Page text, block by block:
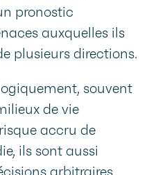
pronostic
auxquelles ils
plusieurs directions.
souvent
de vie
accru de
ils sont aussi